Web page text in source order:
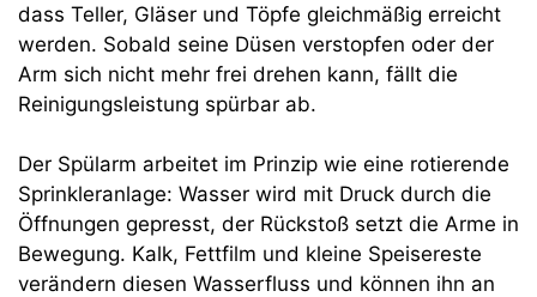
dass Teller, Gläser und Töpfe gleichmäßig erreicht
werden. Sobald seine Düsen verstopfen oder der
Arm sich nicht mehr frei drehen kann, fällt die
Reinigungsleistung spürbar ab.
Der Spülarm arbeitet im Prinzip wie eine rotierende
Sprinkleranlage: Wasser wird mit Druck durch die
Öffnungen gepresst, der Rückstoß setzt die Arme in
Bewegung. Kalk, Fettfilm und kleine Speisereste
verändern diesen Wasserfluss und können ihn an